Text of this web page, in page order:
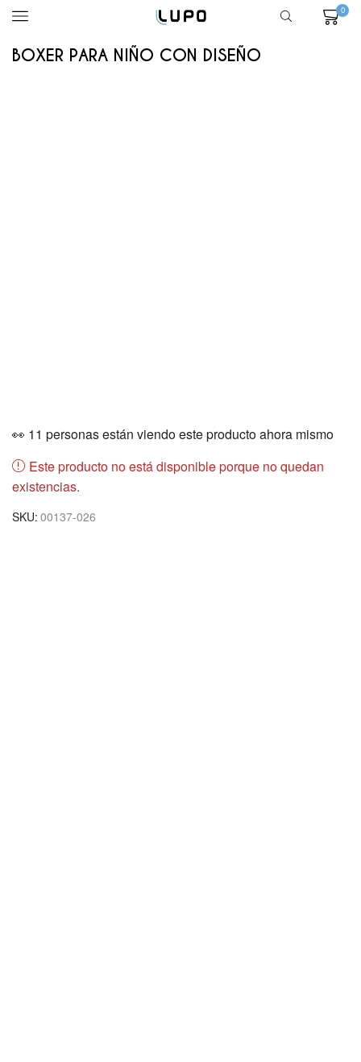
0
BOXER PARA NIÑO CON DISEÑO
👀 11 personas están viendo este producto ahora mismo
Este producto no está disponible porque no quedan
existencias.
SKU: 00137-026